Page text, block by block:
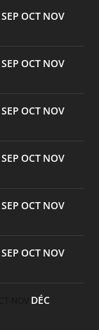
SEP OCT NOV
SEP OCT NOV
SEP OCT NOV
SEP OCT NOV
SEP OCT NOV
SEP OCT NOV
DÉC